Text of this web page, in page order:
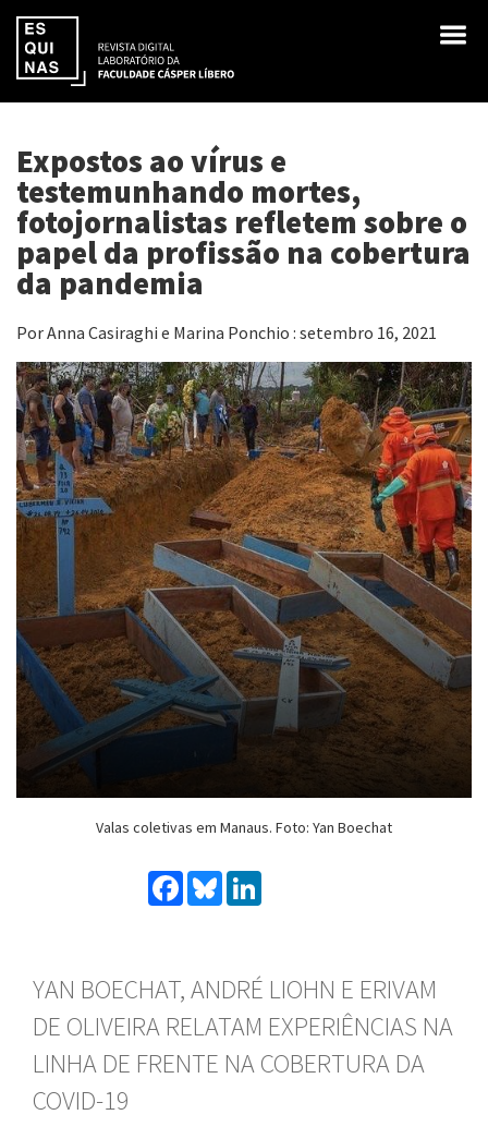
Expostos ao vírus e
testemunhando mortes,
fotojornalistas refletem sobre o
papel da profissão na cobertura
da pandemia
Por Anna Casiraghi e Marina Ponchio : setembro 16, 2021
Valas coletivas em Manaus. Foto: Yan Boechat
Facebook
Bluesky
YAN BOECHAT, ANDRÉ LIOHN E ERIVAM
DE OLIVEIRA RELATAM EXPERIÊNCIAS NA
LINHA DE FRENTE NA COBERTURA DA
COVID-19